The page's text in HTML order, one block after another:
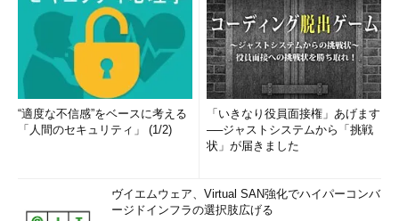
“適度な不信感”をベースに考える
「人間のセキュリティ」 (1/2)
「いきなり役員面接権」あげます
──ジャストシステムから「挑戦
状」が届きました
ヴイエムウェア、Virtual SAN強化でハイパーコンバ
ージドインフラの選択肢広げる